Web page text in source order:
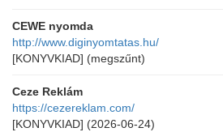
CEWE nyomda
http://www.diginyomtatas.hu/
[KONYVKIAD] (megszűnt)
Ceze Reklám
https://cezereklam.com/
[KONYVKIAD] (2026-06-24)